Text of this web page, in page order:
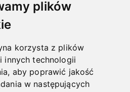
plików
korzysta z plików
innych technologii
aby poprawić jakość
w następujących